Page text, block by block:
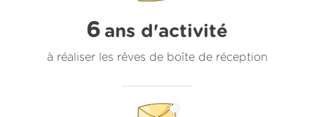
6 ans d'activité
à réaliser les rêves de boîte de réception